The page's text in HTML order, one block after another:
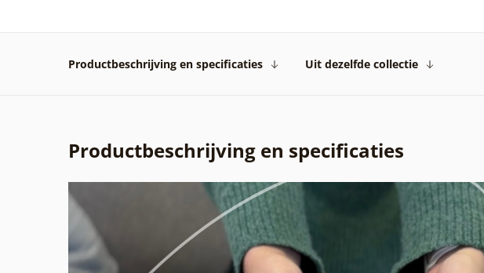
Productbeschrijving en specificaties Uit dezelfde collectie
Productbeschrijving en specificaties